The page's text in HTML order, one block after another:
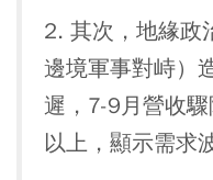
2. 其次，地緣政
邊境軍事對峙）
遲，7-9月營收
以上，顯示需求